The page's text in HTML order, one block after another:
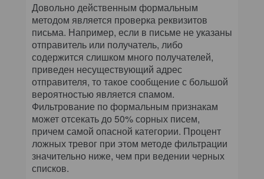
Довольно действенным формальным
методом является проверка реквизитов
письма. Например, если в письме не указаны
отправитель или получатель, либо
содержится слишком много получателей,
приведен несуществующий адрес
отправителя, то такое сообщение с большой
вероятностью является спамом.
Фильтрование по формальным признакам
может отсекать до 50% сорных писем,
причем самой опасной категории. Процент
ложных тревог при этом методе фильтрации
значительно ниже, чем при ведении черных
списков.